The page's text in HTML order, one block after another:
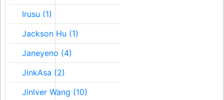
Irusu (1)
Jackson Hu (1)
Janeyeno (4)
JinkAsa (2)
Jinlver Wang (10)